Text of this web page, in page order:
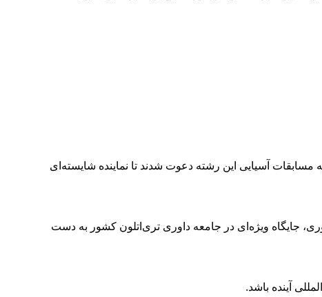
مسابقات آسیایی این رشته دعوت شدند تا نماینده شایسته‌ای
جایگاه ویژه‌ای در جامعه داوری تری‌اتلون کشور به دست
آینده باشد.